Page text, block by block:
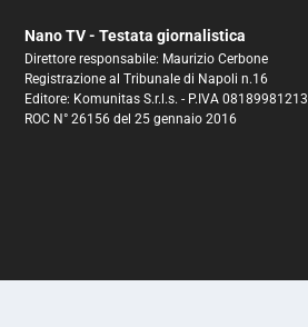
Nano TV - Testata giornalistica
Direttore responsabile: Maurizio Cerbone
Registrazione al Tribunale di Napoli n.16
Editore: Komunitas S.r.l.s. - P.IVA 08189981213
ROC N° 26156 del 25 gennaio 2016